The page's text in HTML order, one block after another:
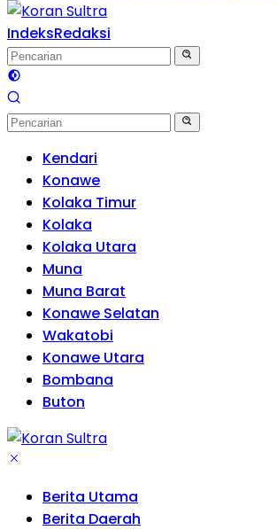
IndeksRedaksi
Kendari
Konawe
Kolaka Timur
Kolaka
Kolaka Utara
Muna
Muna Barat
Konawe Selatan
Wakatobi
Konawe Utara
Bombana
Buton
Berita Utama
Berita Daerah